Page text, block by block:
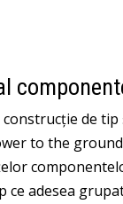
de
to the ground
ce adesea